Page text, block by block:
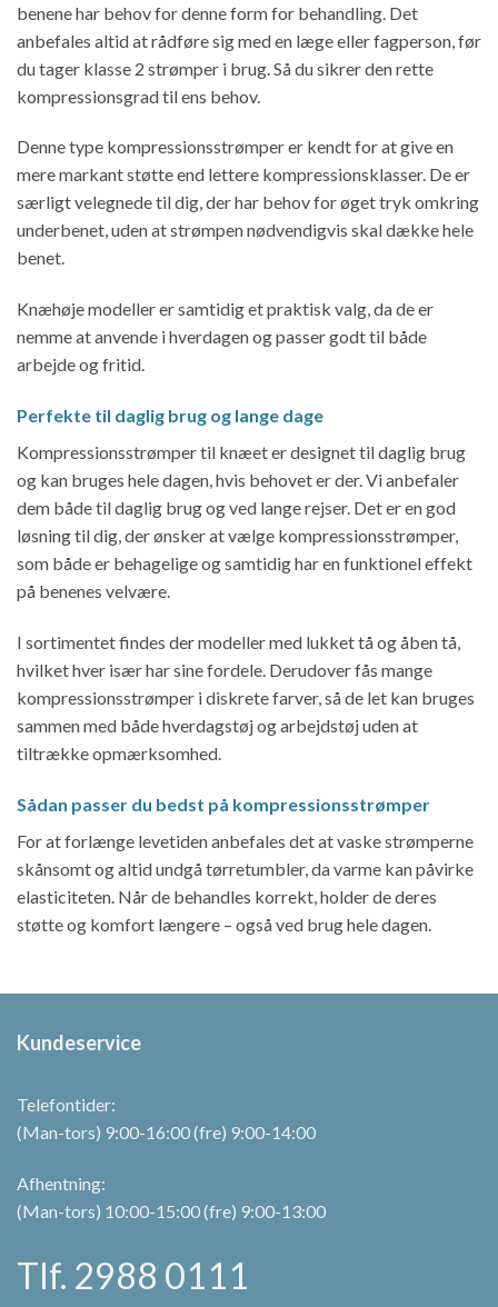
benene har behov for denne form for behandling. Det
anbefales altid at rådføre sig med en læge eller fagperson, før
du tager klasse 2 strømper i brug. Så du sikrer den rette
kompressionsgrad til ens behov.
Denne type kompressionsstrømper er kendt for at give en
mere markant støtte end lettere kompressionsklasser. De er
særligt velegnede til dig, der har behov for øget tryk omkring
underbenet, uden at strømpen nødvendigvis skal dække hele
benet.
Knæhøje modeller er samtidig et praktisk valg, da de er
nemme at anvende i hverdagen og passer godt til både
arbejde og fritid.
Perfekte til daglig brug og lange dage
Kompressionsstrømper til knæet er designet til daglig brug
og kan bruges hele dagen, hvis behovet er der. Vi anbefaler
dem både til daglig brug og ved lange rejser. Det er en god
løsning til dig, der ønsker at vælge kompressionsstrømper,
som både er behagelige og samtidig har en funktionel effekt
på benenes velvære.
I sortimentet findes der modeller med lukket tå og åben tå,
hvilket hver især har sine fordele. Derudover fås mange
kompressionsstrømper i diskrete farver, så de let kan bruges
sammen med både hverdagstøj og arbejdstøj uden at
tiltrække opmærksomhed.
Sådan passer du bedst på kompressionsstrømper
For at forlænge levetiden anbefales det at vaske strømperne
skånsomt og altid undgå tørretumbler, da varme kan påvirke
elasticiteten. Når de behandles korrekt, holder de deres
støtte og komfort længere – også ved brug hele dagen.
Kundeservice
Telefontider:
(Man-tors) 9:00-16:00 (fre) 9:00-14:00
Afhentning:
(Man-tors) 10:00-15:00 (fre) 9:00-13:00
Tlf. 2988 0111